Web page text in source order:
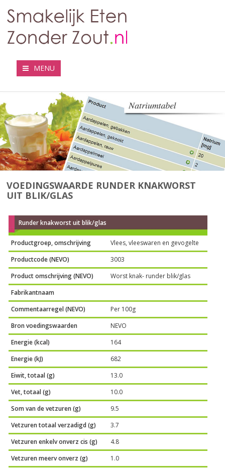
MENU
VOEDINGSWAARDE RUNDER KNAKWORST
UIT BLIK/GLAS
Runder knakworst uit blik/glas
Productgroep, omschrijving
Vlees, vleeswaren en gevogelte
Productcode (NEVO)
3003
Product omschrijving (NEVO)
Worst knak- runder blik/glas
Fabrikantnaam
Commentaarregel (NEVO)
Per 100g
Bron voedingswaarden
NEVO
Energie (kcal)
164
Energie (kJ)
682
Eiwit, totaal (g)
13.0
Vet, totaal (g)
10.0
Som van de vetzuren (g)
9.5
Vetzuren totaal verzadigd (g)
3.7
Vetzuren enkelv onverz cis (g)
4.8
Vetzuren meerv onverz (g)
1.0